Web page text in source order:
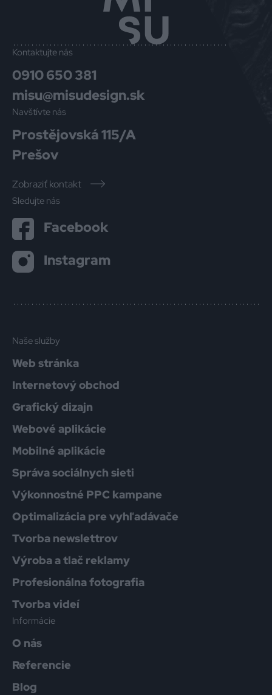
Kontaktujte nás
0910 650 381
misu@misudesign.sk
Navštívte nás
Prostějovská 115/A
Prešov
Zobraziť kontakt
Sledujte nás
Facebook
Instagram
Naše služby
Web stránka
Internetový obchod
Grafický dizajn
Webové aplikácie
Mobilné aplikácie
Správa sociálnych sieti
Výkonnostné PPC kampane
Optimalizácia pre vyhľadávače
Tvorba newslettrov
Výroba a tlač reklamy
Profesionálna fotografia
Tvorba videí
Informácie
O nás
Referencie
Blog